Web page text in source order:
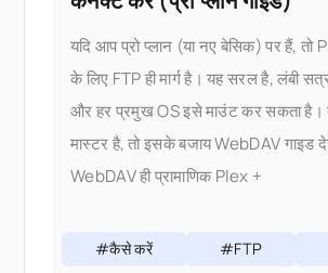
यदि आप प्रो प्लान (या नए बेसिक) पर हैं,
के लिए FTP ही मार्ग है। यह सरल है, लंबी
और हर प्रमुख OS इसे माउंट कर सकता है।
मास्टर है, तो इसके बजाय WebDAV गाइड
WebDAV ही प्रामाणिक Plex +
#कैसे करें #FTP